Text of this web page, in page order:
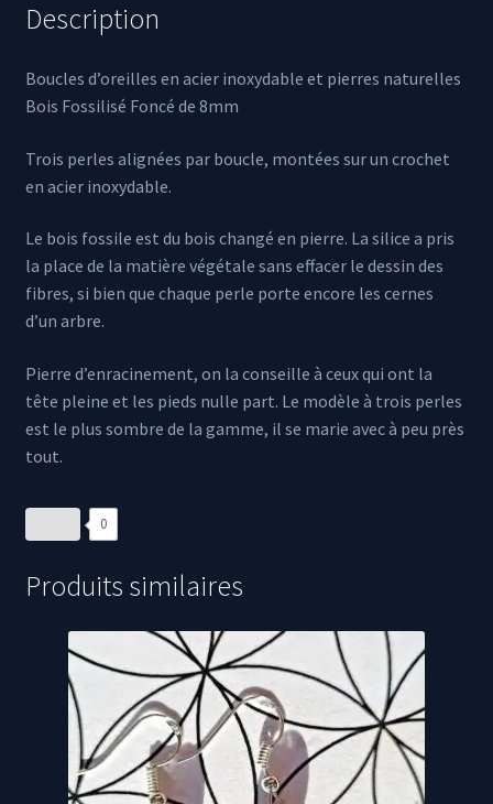
Description
Boucles d’oreilles en acier inoxydable et pierres naturelles
Bois Fossilisé Foncé de 8mm
Trois perles alignées par boucle, montées sur un crochet
en acier inoxydable.
Le bois fossile est du bois changé en pierre. La silice a pris
la place de la matière végétale sans effacer le dessin des
fibres, si bien que chaque perle porte encore les cernes
d’un arbre.
Pierre d’enracinement, on la conseille à ceux qui ont la
tête pleine et les pieds nulle part. Le modèle à trois perles
est le plus sombre de la gamme, il se marie avec à peu près
tout.
0
Produits similaires